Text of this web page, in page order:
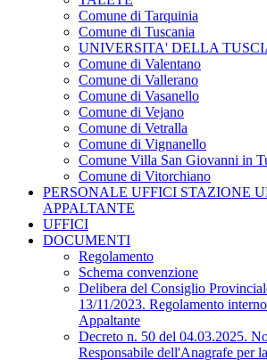
Comune di Tarquinia
Comune di Tuscania
UNIVERSITA' DELLA
Comune di Valentano
Comune di Vallerano
Comune di Vasanello
Comune di Vejano
Comune di Vetralla
Comune di Vignanello
Comune Villa San Giovanni in
Comune di Vitorchiano
PERSONALE UFFICI STAZIONE
APPALTANTE
UFFICI
DOCUMENTI
Regolamento
Schema convenzione
Delibera del Consiglio
13/11/2023. Regolamento
Appaltante
Decreto n. 50 del 04.03.2025.
Responsabile dell'Anagrafe per